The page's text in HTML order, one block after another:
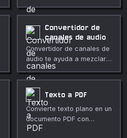
o ralentizar un video para
revisión, clases o
destacados directamente
en el navegador. Úsalo
para limpieza multimedia
rápida y privada,
publicaciones, clases,
demos y edición diaria.
Convertidor de
canales de audio
Convertidor de canales de
audio te ayuda a mezclar
estéreo a mono o aislar el
canal izquierdo o derecho
directamente en el
navegador. Úsalo para
limpieza multimedia rápida
y privada, publicaciones,
clases, demos y edición
Texto a PDF
Convierte texto plano en un
documento PDF con
fuente, tamaño y diseño de